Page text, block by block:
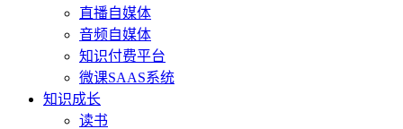
直播自媒体
音频自媒体
知识付费平台
微课SAAS系统
知识成长
读书